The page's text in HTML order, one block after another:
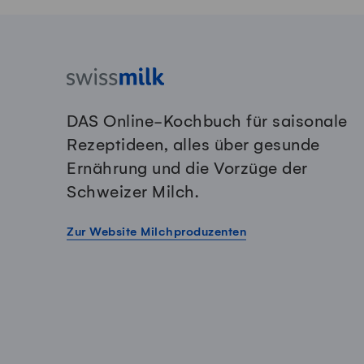
DAS Online-Kochbuch für saisonale
Rezeptideen, alles über gesunde
Ernährung und die Vorzüge der
Schweizer Milch.
Zur Website Milchproduzenten